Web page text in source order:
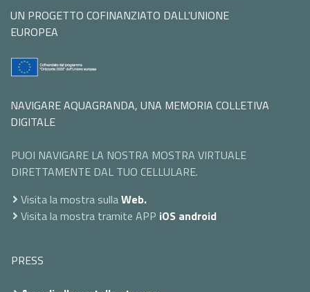
UN PROGETTO COFINANZIATO DALL'UNIONE
EUROPEA
NAVIGARE AQUAGRANDA, UNA MEMORIA COLLETIVA
DIGITALE
PUOI NAVIGARE LA NOSTRA MOSTRA VIRTUALE
DIRETTAMENTE DAL TUO CELLULARE.
Visita la mostra sullaWeb.
Visita la mostra tramite APP iOS android
PRESS